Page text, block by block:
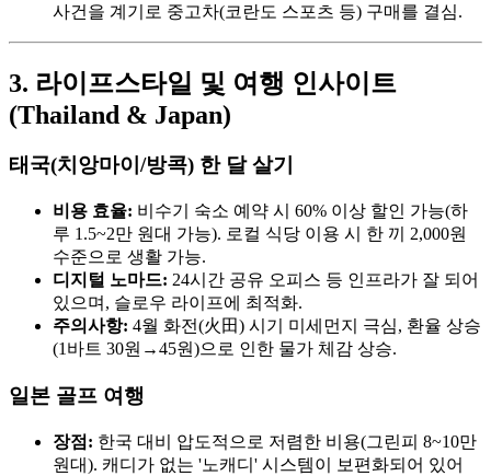
사건을 계기로 중고차(코란도 스포츠 등) 구매를 결심.
3. 라이프스타일 및 여행 인사이트
(Thailand & Japan)
태국(치앙마이/방콕) 한 달 살기
비용 효율: 비수기 숙소 예약 시 60% 이상 할인 가능(하
루 1.5~2만 원대 가능). 로컬 식당 이용 시 한 끼 2,000원
수준으로 생활 가능.
디지털 노마드: 24시간 공유 오피스 등 인프라가 잘 되어
있으며, 슬로우 라이프에 최적화.
주의사항: 4월 화전(火田) 시기 미세먼지 극심, 환율 상승
(1바트 30원→45원)으로 인한 물가 체감 상승.
일본 골프 여행
장점: 한국 대비 압도적으로 저렴한 비용(그린피 8~10만
원대). 캐디가 없는 '노캐디' 시스템이 보편화되어 있어